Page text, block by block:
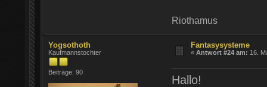
Riothamus
Yogsothoth
Kaufmannstochter
Beiträge: 90
Fantasysysteme
«Antwort #24 am: 16.
Hallo!